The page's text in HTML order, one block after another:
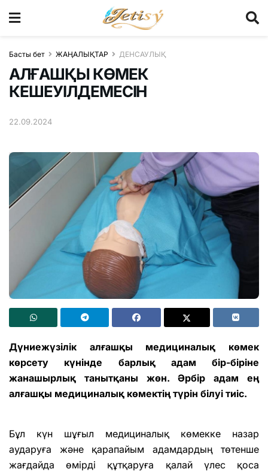
Басты бет ЖАҢАЛЫҚТАР ДЕНСАУЛЫҚ
АЛҒАШҚЫ КӨМЕК
КЕШЕУІЛДЕМЕСІН
22.09.2024
Дүниежүзілік алғашқы медициналық көмек
көрсету күнінде барлық адам бір-біріне
жанашырлық танытқаны жөн. Әрбір адам ең
алғашқы медициналық көмектің түрін білуі тиіс.
Бұл күн шұғыл медициналық көмекке назар
аударуға және қарапайым адамдардың төтенше
жағдайда өмірді құтқаруға қалай үлес қоса